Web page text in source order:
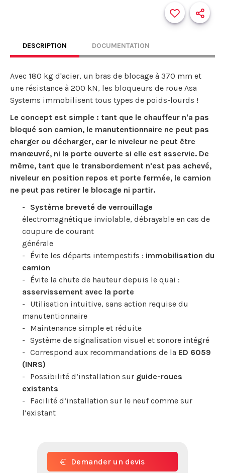
DESCRIPTION DOCUMENTATION
Avec 180 kg d'acier, un bras de blocage à 370 mm et
une résistance à 200 kN, les bloqueurs de roue Asa
Systems immobilisent tous types de poids-lourds !
Le concept est simple : tant que le chauffeur n'a pas
bloqué son camion, le manutentionnaire ne peut pas
charger ou décharger, car le niveleur ne peut être
manœuvré, ni la porte ouverte si elle est asservie. De
même, tant que le transbordement n'est pas achevé,
niveleur en position repos et porte fermée, le camion
ne peut pas retirer le blocage ni partir.
Système breveté de verrouillage
électromagnétique inviolable, débrayable en cas de
coupure de courant
générale
Évite les départs intempestifs : immobilisation du
camion
Évite la chute de hauteur depuis le quai :
asservissement avec la porte
Utilisation intuitive, sans action requise du
manutentionnaire
Maintenance simple et réduite
Système de signalisation visuel et sonore intégré
Correspond aux recommandations de la ED 6059
(INRS)
Possibilité d’installation sur guide-roues
existants
Facilité d’installation sur le neuf comme sur
l’existant
Demander un devis